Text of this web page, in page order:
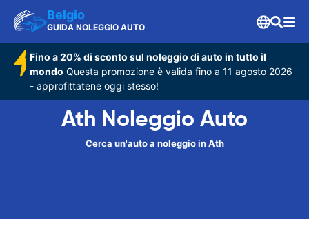
Belgio
GUIDA NOLEGGIO AUTO
Fino a 20% di sconto sul noleggio di auto in tutto il
mondo Questa promozione è valida fino a 11 agosto 2026
- approfittatene oggi stesso!
Ath Noleggio Auto
Cerca un'auto a noleggio in Ath